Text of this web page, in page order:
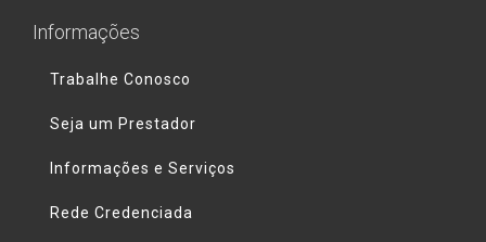
Informações
Trabalhe Conosco
Seja um Prestador
Informações e Serviços
Rede Credenciada